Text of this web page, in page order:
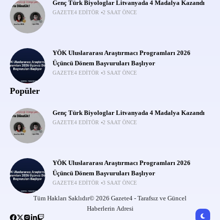
Genç Türk Biyologlar Litvanyada 4 Madalya Kazandı
GAZETE4 EDITÖR 2 SAAT ÖNCE
YÖK Uluslararası Araştırmacı Programları 2026
Üçüncü Dönem Başvuruları Başlıyor
GAZETE4 EDITÖR 3 SAAT ÖNCE
Popüler
Genç Türk Biyologlar Litvanyada 4 Madalya Kazandı
GAZETE4 EDITÖR 2 SAAT ÖNCE
YÖK Uluslararası Araştırmacı Programları 2026
Üçüncü Dönem Başvuruları Başlıyor
GAZETE4 EDITÖR 3 SAAT ÖNCE
Tüm Hakları Saklıdır© 2026 Gazete4 - Tarafsız ve Güncel
Haberlerin Adresi